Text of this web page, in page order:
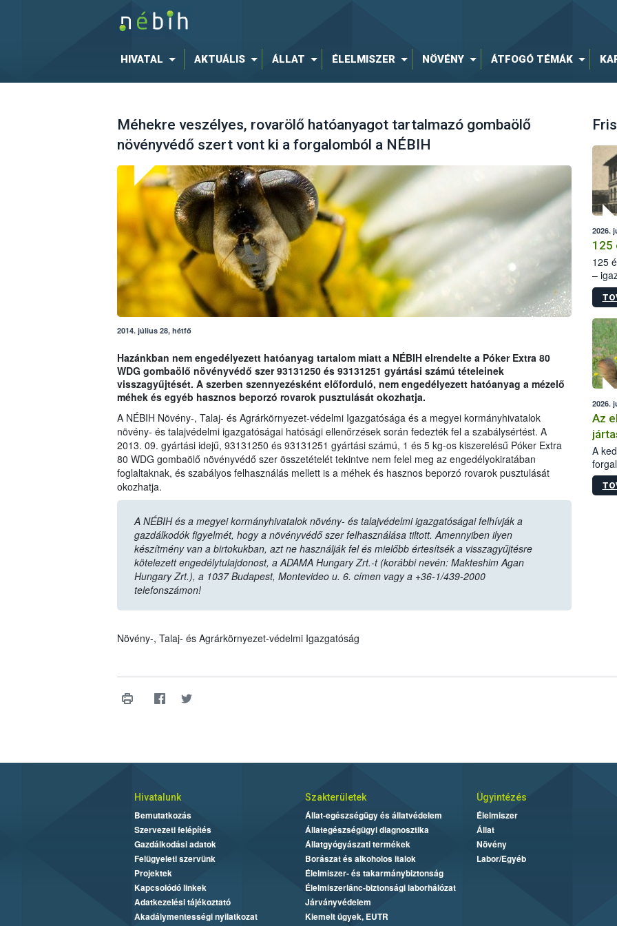
HIVATAL AKTUÁLIS ÁLLAT ÉLELMISZER NÖVÉNY ÁTFOGÓ TÉMÁK
Méhekre veszélyes, rovarölő hatóanyagot tartalmazó gombaölő
növényvédő szert vont ki a forgalomból a NÉBIH
2014. július 28, hétfő
Hazánkban nem engedélyezett hatóanyag tartalom miatt a NÉBIH elrendelte a Póker Extra 80
WDG gombaölő növényvédő szer 93131250 és 93131251 gyártási számú tételeinek
visszagyűjtését. A szerben szennyezésként előforduló, nem engedélyezett hatóanyag a mézelő
méhek és egyéb hasznos beporzó rovarok pusztulását okozhatja.
A NÉBIH Növény-, Talaj- és Agrárkörnyezet-védelmi Igazgatósága és a megyei kormányhivatalok
növény- és talajvédelmi igazgatóságai hatósági ellenőrzések során fedezték fel a szabálysértést. A
2013. 09. gyártási idejű, 93131250 és 93131251 gyártási számú, 1 és 5 kg-os kiszerelésű Póker Extra
80 WDG gombaölő növényvédő szer összetételét tekintve nem felel meg az engedélyokiratában
foglaltaknak, és szabályos felhasználás mellett is a méhek és hasznos beporzó rovarok pusztulását
okozhatja.
A NÉBIH és a megyei kormányhivatalok növény- és talajvédelmi igazgatóságai felhívják a
gazdálkodók figyelmét, hogy a növényvédő szer felhasználása tiltott. Amennyiben ilyen
készítmény van a birtokukban, azt ne használják fel és mielőbb értesítsék a visszagyűjtésre
kötelezett engedélytulajdonost, a ADAMA Hungary Zrt.-t (korábbi nevén: Makteshim Agan
Hungary Zrt.), a 1037 Budapest, Montevideo u. 6. címen vagy a +36-1/439-2000
telefonszámon!
Növény-, Talaj- és Agrárkörnyezet-védelmi Igazgatóság
2026.
125
125
–
15.
2026.
Az
A
Hivatalunk
Bemutatkozás
Szervezeti felépítés
Gazdálkodási adatok
Felügyeleti szervünk
Projektek
Kapcsolódó linkek
Adatkezelési tájékoztató
Akadálymentességi nyilatkozat
Szakterületek
Állat-egészségügy és állatvédelem
Állategészségügyi diagnosztika
Állatgyógyászati termékek
Borászat és alkoholos italok
Élelmiszer- és takarmánybiztonság
Élelmiszerlánc-biztonsági laborhálózat
Járványvédelem
Kiemelt ügyek, EUTR
Ügyintézés
Élelmiszer
Állat
Növény
Labor/Egyéb